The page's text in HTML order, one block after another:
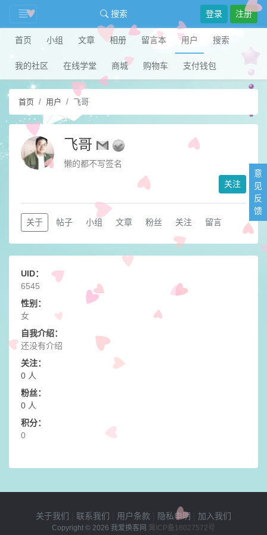
搜索 登录 注册
首页 小组 文章 相册 留言本 用户 搜索
我的社区 在线学堂 商城 购物车 支付钱包
首页 用户 飞哥
飞哥
懒的都不写签名
关注
关于 帖子 小组 文章 粉丝 关注 留言
UID：
6545
性别：
女
自我介绍：
还没有介绍
关注：
0 人
粉丝：
0 人
积分：
0
关于我们 联系我们 用户条款 隐私申明 加入我们
Copyright © 2026 我爱换客网 冀ICP备16027572号
意
见
反
馈